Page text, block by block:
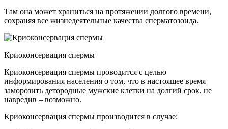
Там она может храниться на протяжении долгого времени,
сохраняя все жизнедеятельные качества сперматозоида.
Криоконсервация спермы
Криоконсервация спермы проводится с целью
информирования населения о том, что в настоящее время
заморозить детородные мужские клетки на долгий срок, не
навредив – возможно.
Криоконсервация спермы производится в случае: